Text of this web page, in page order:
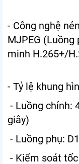
- Công nghệ
MJPEG (Luồng
minh H.265+/
- Tỷ lệ khung
- Luồng chính:
giây)
- Luồng phụ:
- Kiểm soát